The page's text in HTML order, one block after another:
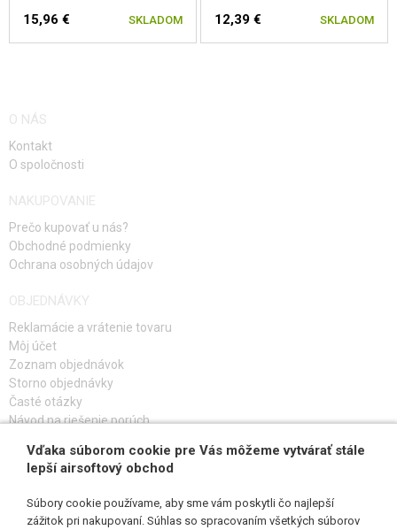
15,96 € SKLADOM 12,39 € SKLADOM
O NÁS
Kontakt
O spoločnosti
NAKUPOVANIE
Prečo kupovať u nás?
Obchodné podmienky
Ochrana osobných údajov
OBJEDNÁVKY
Reklamácie a vrátenie tovaru
Môj účet
Zoznam objednávok
Storno objednávky
Časté otázky
Návod na riešenie porúch
PRIHLÁS SA K ODBERU
Vďaka súborom cookie pre Vás môžeme vytvárať stále
lepší airsoftový obchod
Súbory cookie používame, aby sme vám poskytli čo najlepší
zážitok pri nakupovaní. Súhlas so spracovaním všetkých súborov